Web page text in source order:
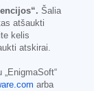
Šalia
atšaukti
kelis
atskirai.
arba